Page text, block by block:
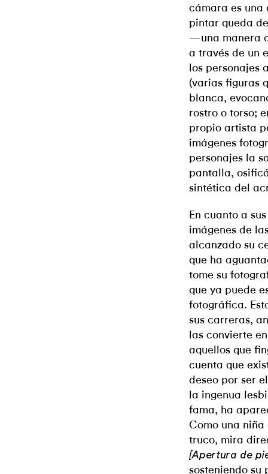
cámara es una
pintar queda
—una manera
a través de un
los personajes
(varias figuras
blanca,
rostro o torso;
propio artista
imágenes
personajes la
pantalla,
sintética del
En cuanto a
imágenes de
alcanzado su
que ha
tome su
que ya puede
fotográfica.
sus carreras,
las convierte
aquellos que
cuenta que
deseo por ser
la ingenua
fama, ha
Como una
truco, mira
[Apertura de
sosteniendo